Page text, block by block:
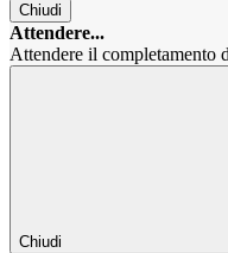
Chiudi
Attendere...
Attendere il completamento
Chiudi